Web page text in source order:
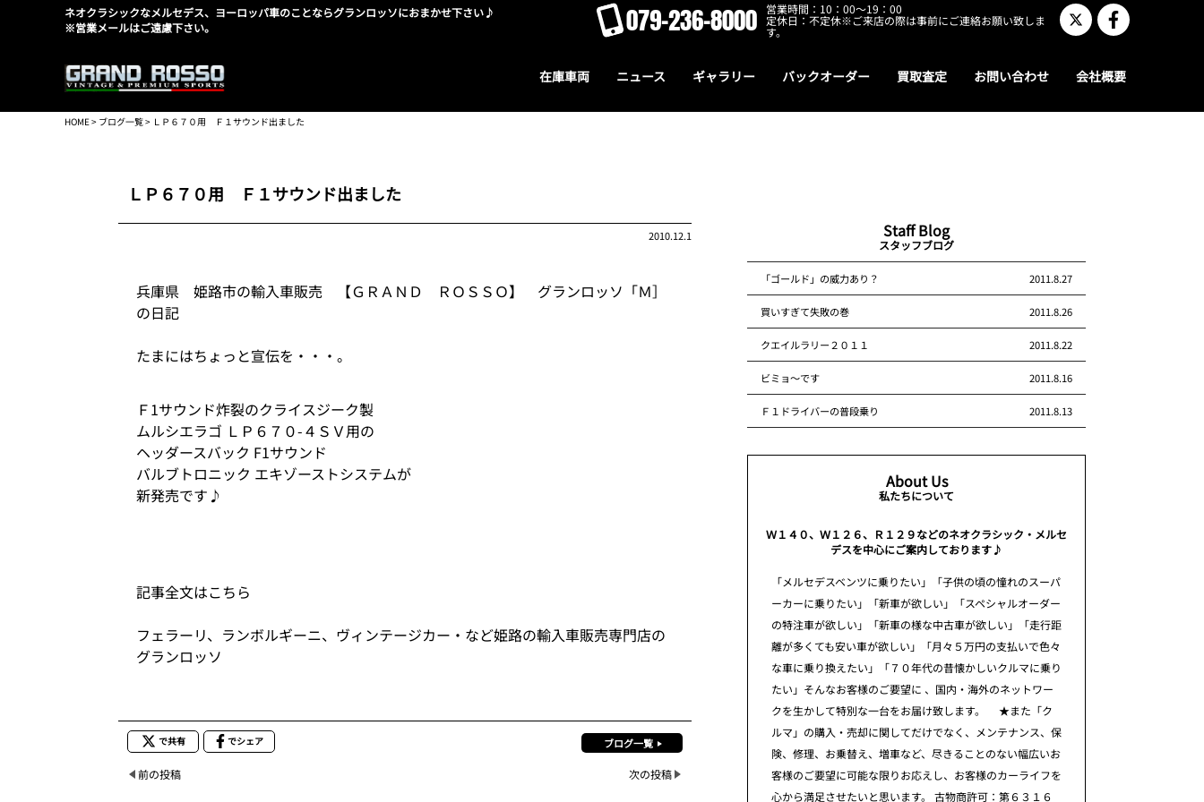
ネオクラシックなメルセデス、ヨーロッパ車のことならグランロッソにおまかせ下さい♪
※営業メールはご遠慮下さい。
079-236-8000 営業時間：10：00～19：00
定休日：不定休※ご来店の際は事前にご連絡お願い致しま
す。
在庫車両 ニュース ギャラリー バックオーダー 買取査定 お問い合わせ 会社概要
HOME> ブログ一覧> ＬＰ６７０用 Ｆ１サウンド出ました
ＬＰ６７０用 Ｆ１サウンド出ました
2010.12.1
兵庫県 姫路市の輸入車販売 【ＧＲＡＮＤ ＲＯＳＳＯ】 グランロッソ「Ｍ］
の日記
たまにはちょっと宣伝を・・・。
Ｆ1サウンド炸裂のクライスジーク製
ムルシエラゴ ＬＰ６７０-４ＳＶ用の
ヘッダースバック F1サウンド
バルブトロニック エキゾーストシステムが
新発売です♪
記事全文はこちら
フェラーリ、ランボルギーニ、ヴィンテージカー・など姫路の輸入車販売専門店の
グランロッソ
で共有 でシェア ブログ一覧
前の投稿 次の投稿
Staff Blog
スタッフブログ
「ゴールド」の威力あり？ 2011.8.27
買いすぎて失敗の巻 2011.8.26
クエイルラリー２０１１ 2011.8.22
ビミョ～です 2011.8.16
Ｆ１ドライバーの普段乗り 2011.8.13
About Us
私たちについて
Ｗ１４０、Ｗ１２６、Ｒ１２９などのネオクラシック・メルセ
デスを中心にご案内しております♪
「メルセデスベンツに乗りたい」「子供の頃の憧れのスーパ
ーカーに乗りたい」「新車が欲しい」「スペシャルオーダー
の特注車が欲しい」「新車の様な中古車が欲しい」「走行距
離が多くても安い車が欲しい」「月々５万円の支払いで色々
な車に乗り換えたい」「７０年代の昔懐かしいクルマに乗り
たい」そんなお客様のご要望に 、国内・海外のネットワー
クを生かして特別な一台をお届け致します。 ★また「ク
ルマ」の購入・売却に関してだけでなく、メンテナンス、保
険、修理、お乗替え、増車など、尽きることのない幅広いお
客様のご要望に可能な限りお応えし、お客様のカーライフを
心から満足させたいと思います。 古物商許可：第６３１６